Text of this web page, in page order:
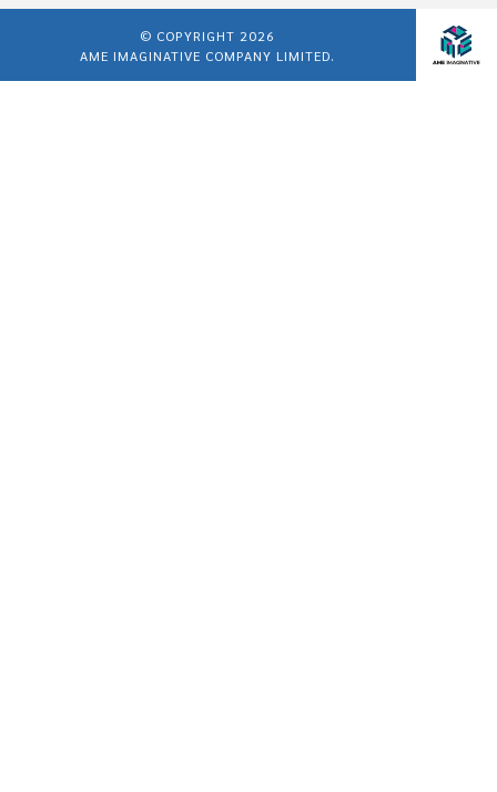
© COPYRIGHT 2026
AME IMAGINATIVE COMPANY LIMITED.